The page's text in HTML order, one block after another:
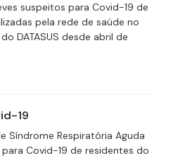
suspeitos para Covid-19 de
pela rede de saúde no
DATASUS desde abril de
19
Síndrome Respiratória Aguda
Covid-19 de residentes do